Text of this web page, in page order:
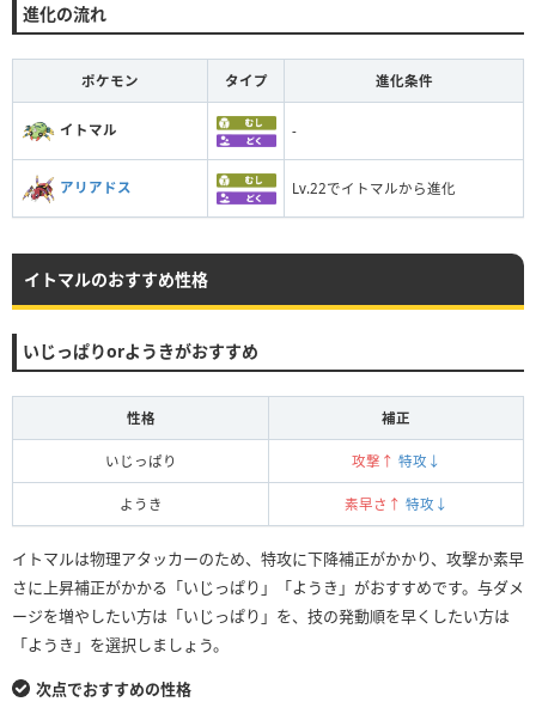
進化の流れ
ポケモン タイプ 進化条件
イトマル -
アリアドス Lv.22でイトマルから進化
イトマルのおすすめ性格
いじっぱりorようきがおすすめ
性格 補正
いじっぱり 攻撃↑ 特攻↓
ようき 素早さ↑ 特攻↓
イトマルは物理アタッカーのため、特攻に下降補正がかかり、攻撃か素早
さに上昇補正がかかる「いじっぱり」「ようき」がおすすめです。与ダメ
ージを増やしたい方は「いじっぱり」を、技の発動順を早くしたい方は
「ようき」を選択しましょう。
次点でおすすめの性格